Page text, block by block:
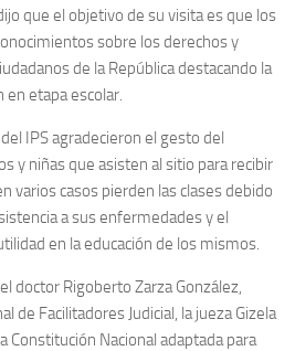
que el objetivo de su visita es que los
sobre los derechos y
de la República destacando la
en etapa escolar.
IPS agradecieron el gesto del
y niñas que asisten al sitio para recibir
varios casos pierden las clases debido
a sus enfermedades y el
en la educación de los mismos.
doctor Rigoberto Zarza González,
de Facilitadores Judicial, la jueza Gizela
Constitución Nacional adaptada para